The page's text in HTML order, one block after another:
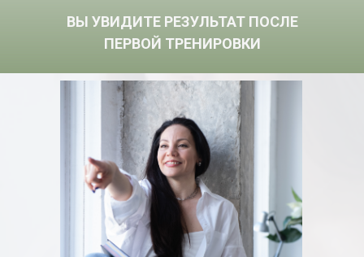
ВЫ УВИДИТЕ РЕЗУЛЬТАТ ПОСЛЕ
ПЕРВОЙ ТРЕНИРОВКИ